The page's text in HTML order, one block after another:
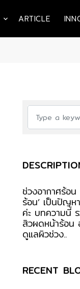
ARTICLE
ช่วงอากาศร้อ
ร้อน’ เป็นปัญห
ค่ะ บทความนี้
สิวผดหน้าร้อน
ดูแลผิวช่วง..
RECENT